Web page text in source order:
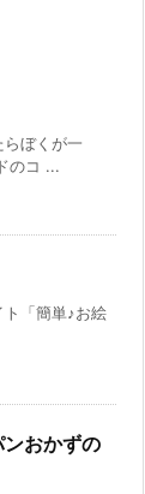
ぼくが一
のコ ...
「簡単♪お絵
おかずの